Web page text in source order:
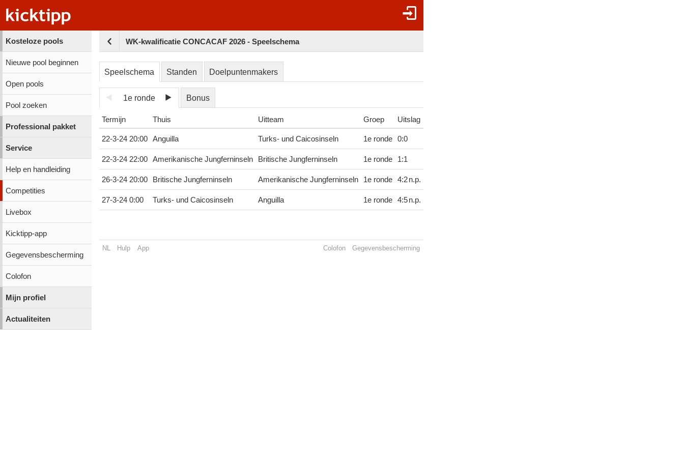
Kosteloze pools
Nieuwe pool beginnen
Open pools
Pool zoeken
Professional pakket
Service
Help en handleiding
Competities
Livebox
Kicktipp-app
Gegevensbescherming
Colofon
Mijn profiel
Actualiteiten
WK-kwalificatie CONCACAF 2026 - Speelschema
Speelschema Standen Doelpuntenmakers
1e ronde Bonus
Termijn Thuis Uitteam Groep Uitslag
22-3-24 20:00 Anguilla Turks- und Caicosinseln 1e ronde 0:0
22-3-24 22:00 Amerikanische Jungferninseln Britische Jungferninseln 1e ronde 1:1
26-3-24 20:00 Britische Jungferninseln Amerikanische Jungferninseln 1e ronde 4:2 n.p.
27-3-24 0:00 Turks- und Caicosinseln Anguilla 1e ronde 4:5 n.p.
NL Hulp App Colofon Gegevensbescherming